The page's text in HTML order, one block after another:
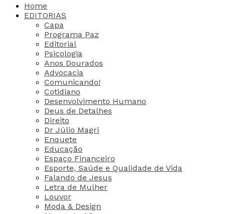
Home
EDITORIAS
Capa
Programa Paz
Editorial
Psicologia
Anos Dourados
Advocacia
Comunicando!
Cotidiano
Desenvolvimento Humano
Deus de Detalhes
Direito
Dr Júlio Magri
Enquete
Educação
Espaço Financeiro
Esporte, Saúde e Qualidade de Vida
Falando de Jesus
Letra de Mulher
Louvor
Moda & Design